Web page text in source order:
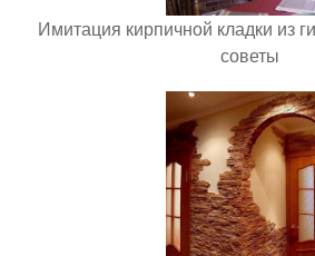
Имитация кирпичной кладки из
советы